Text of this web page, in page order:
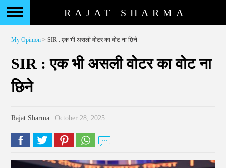
RAJAT SHARMA
My Opinion > SIR : एक भी असली वोटर का वोट ना छिने
SIR : एक भी असली वोटर का वोट ना
छिने
Rajat Sharma | October 28, 2025